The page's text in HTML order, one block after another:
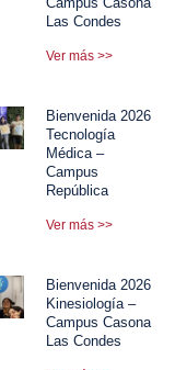
Las Condes
Ver más >>
Bienvenida 2026
Tecnología
Médica –
Campus
República
Ver más >>
Bienvenida 2026
Kinesiología –
Campus Casona
Las Condes